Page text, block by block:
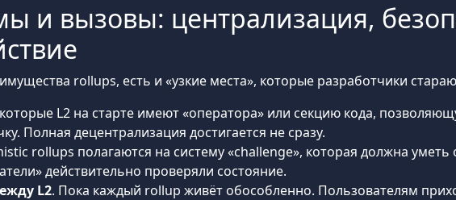
и вызовы: централизация,
rollups, есть и «узкие места», которые разработчики
L2 на старте имеют «оператора» или секцию кода,
Полная децентрализация достигается не сразу.
rollups полагаются на систему «challenge», которая должна
действительно проверяли состояние.
L2. Пока каждый rollup живёт обособленно. Пользователям